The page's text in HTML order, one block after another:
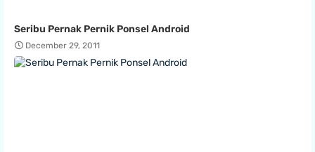
Seribu Pernak Pernik Ponsel Android
December 29, 2011